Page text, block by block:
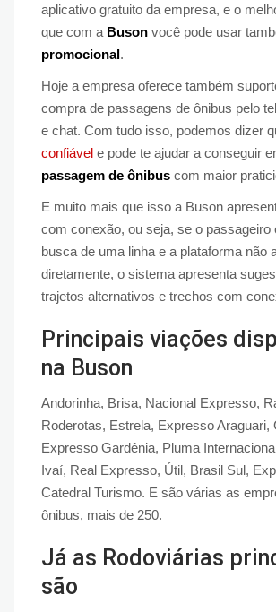
aplicativo gratuito da empresa, e o
que com a Buson você pode usar
promocional.
Hoje a empresa oferece também
compra de passagens de ônibus pelo
e chat. Com tudo isso, podemos dizer
confiável e pode te ajudar a conseguir
passagem de ônibus com maior
E muito mais que isso a Buson
com conexão, ou seja, se o passageiro
busca de uma linha e a plataforma não
diretamente, o sistema apresenta
trajetos alternativos e trechos com
Principais viações
na Buson
Andorinha, Brisa, Nacional Expresso,
Roderotas, Estrela, Expresso Araguari,
Expresso Gardênia, Pluma
Ivaí, Real Expresso, Útil, Brasil Sul,
Catedral Turismo. E são várias as
ônibus, mais de 250.
Já as Rodoviárias
são